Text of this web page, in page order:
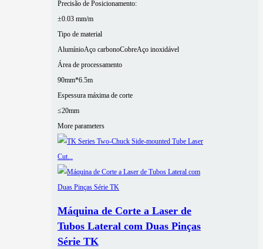
Precisão de Posicionamento:
±0.03 mm/m
Tipo de material
AlumínioAço carbonoCobreAço inoxidável
Área de processamento
90mm*6.5m
Espessura máxima de corte
≤20mm
More parameters
Máquina de Corte a Laser de
Tubos Lateral com Duas Pinças
Série TK